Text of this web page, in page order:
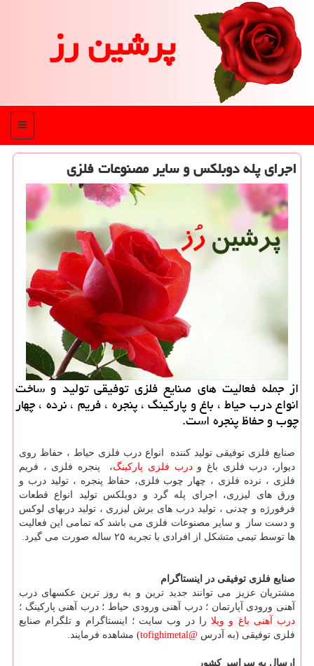
پرشین رز
منو
اجرای پله دوبلكس و سایر مصنوعات فلزی
از جمله فعالیت های صنایع فلزی توفیقی تولید و ساخت
انواع درب حیاط ، باغ و پاركینگ ، پنجره ، فریم ، نرده ، چهار
چوب و حفاظ پنجره است.
صنایع فلزی توفیقی تولید کننده انواع درب فلزی حیاط ، حفاظ روی
دیوار، درب فلزی باغ ودرب فلزی پارکینگ، پنجره فلزی ، فریم
فلزی ، نرده فلزی ، چهار چوب فلزی، حفاظ پنجره ، تولید درب و
ورق های لیزری، اجرای پله گرد و دوبلکس تولید انواع قطعات
فرفورژه و چدنی ، تولید درب های برش لیزری ، تولید دربهای لوکس
و دست ساز و سایر مصنوعات فلزی می باشد که تمامی این فعالیت
ها توسط تیمی متشکل از افرادی با تجربه ۲۵ ساله صورت می گیرد.
صنایع فلزی توفیقی در اینستاگرام
مشتریان عزیز می توانند جدید ترین و به روز ترین عکسهای درب
آهنی ورودی آپارتمان ؛ درب آهنی ورودی حیاط ؛ درب آهنی پارکینگ ؛
درب آهنی باغ و ویلا را در وب سایت ؛ اینستاگرام و تلگرام صنایع
فلزی توفیقی (به آدرس @tofighimetal ) مشاهده فرمایند.
ارسال به سراسر کشور